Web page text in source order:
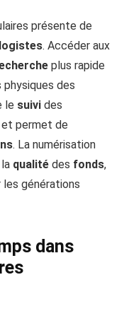
présente de
. Accéder aux
plus rapide
des
le suivi des
et permet de
. La numérisation
qualité des fonds,
les générations
dans